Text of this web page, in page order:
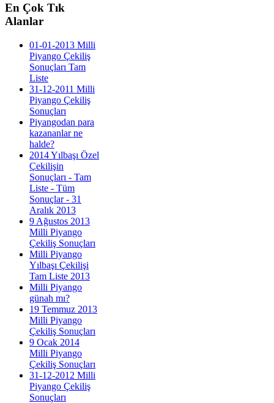
En Çok Tık
Alanlar
01-01-2013 Milli
Piyango Çekiliş
Sonuçları Tam
Liste
31-12-2011 Milli
Piyango Çekiliş
Sonuçları
Piyangodan para
kazananlar ne
halde?
2014 Yılbaşı Özel
Çekilişin
Sonuçları - Tam
Liste - Tüm
Sonuçlar - 31
Aralık 2013
9 Ağustos 2013
Milli Piyango
Çekiliş Sonuçları
Milli Piyango
Yılbaşı Çekilişi
Tam Liste 2013
Milli Piyango
günah mı?
19 Temmuz 2013
Milli Piyango
Çekiliş Sonuçları
9 Ocak 2014
Milli Piyango
Çekiliş Sonuçları
31-12-2012 Milli
Piyango Çekiliş
Sonuçları